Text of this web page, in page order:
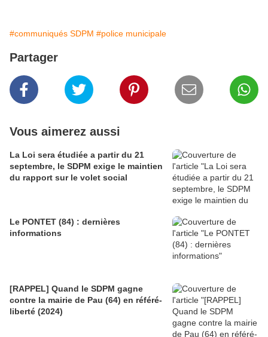
#communiqués SDPM #police municipale
Partager
Vous aimerez aussi
La Loi sera étudiée a partir du 21
septembre, le SDPM exige le maintien
du rapport sur le volet social
Le PONTET (84) : dernières
informations
[RAPPEL] Quand le SDPM gagne
contre la mairie de Pau (64) en référé-
liberté (2024)